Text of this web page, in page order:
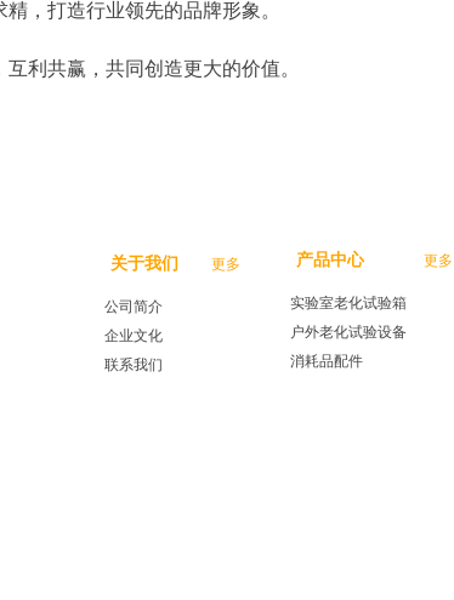
，打造行业领先的品牌形象。
利共赢，共同创造更大的价值。
关于我们 更多
公司简介
企业文化
联系我们
产品中心 更多
实验室老化试验箱
户外老化试验设备
消耗品配件